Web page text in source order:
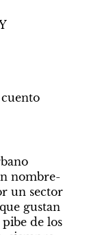
cuento
nombre-
un sector
gustan
de los